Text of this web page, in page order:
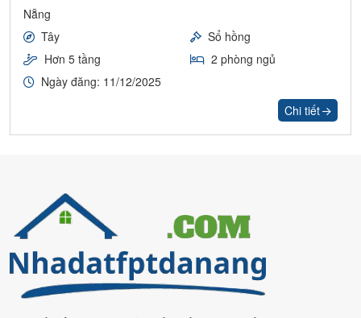
Nẵng
Tây
Sổ hồng
Hơn 5 tầng
2 phòng ngủ
Ngày đăng: 11/12/2025
Chi tiết